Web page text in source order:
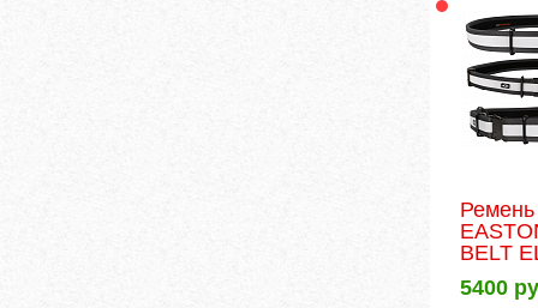
BELT
5400